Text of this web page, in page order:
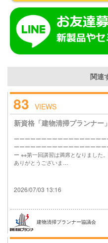
関連
83 VIEWS
新資格「建物清掃プランナー
ーーーーーーーーーーーーーーーー
ーーーーーーーーーーーーーーーー
ー ※※第一回講習は満席となりました
ありがとうございま…
2026/07/03 13:16
建物清掃プランナー協議会